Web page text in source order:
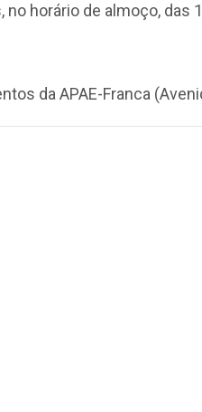
no horário de almoço, das
da APAE-Franca